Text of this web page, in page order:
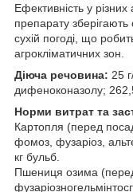
Ефективність у
препарату зберігають
сухій погоді, що
агрокліматичних зон.
Діюча речовина: 25
дифеноконазолу;
Норми витрат та
Картопля (перед
фомоз, фузаріоз,
кг бульб.
Пшениця озима